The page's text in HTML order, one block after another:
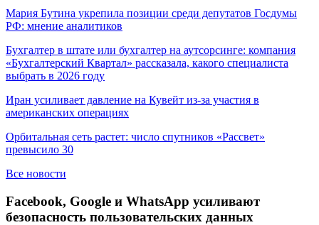
Мария Бутина укрепила позиции среди депутатов Госдумы
РФ: мнение аналитиков
Бухгалтер в штате или бухгалтер на аутсорсинге: компания
«Бухгалтерский Квартал» рассказала, какого специалиста
выбрать в 2026 году
Иран усиливает давление на Кувейт из-за участия в
американских операциях
Орбитальная сеть растет: число спутников «Рассвет»
превысило 30
Все новости
Facebook, Google и WhatsApp усиливают
безопасность пользовательских данных